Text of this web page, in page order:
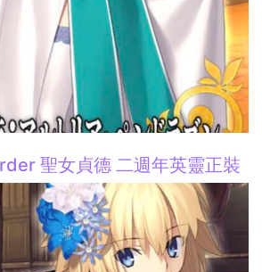
聖女貞德 二週年英靈正裝